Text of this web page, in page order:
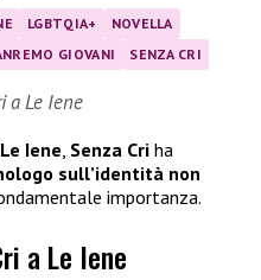
LGBTQIA+
NOVELLA
GIOVANI SENZA CRI
a Le Iene
Le Iene Senza Cri ha
sull’identità non
importanza.
a Le Iene